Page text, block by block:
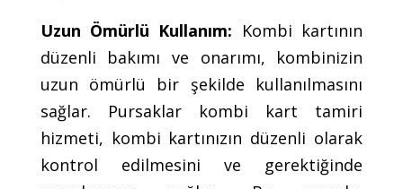
Uzun Ömürlü Kullanım: Kombi kartının
düzenli bakımı ve onarımı, kombinizin
uzun ömürlü bir şekilde kullanılmasını
sağlar. Pursaklar kombi kart tamiri
hizmeti, kombi kartınızın düzenli olarak
kontrol edilmesini ve gerektiğinde